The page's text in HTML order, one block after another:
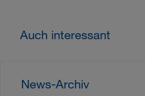
Auch interessant
News-Archiv